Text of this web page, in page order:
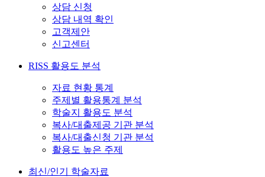
상담 신청
상담 내역 확인
고객제안
신고센터
RISS 활용도 분석
자료 현황 통계
주제별 활용통계 분석
학술지 활용도 분석
복사/대출제공 기관 분석
복사/대출신청 기관 분석
활용도 높은 주제
최신/인기 학술자료